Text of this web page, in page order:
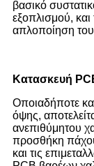
βασικό
εξοπλισμού,
απλοποίηση του
Κατασκευή
Οποιαδήποτε
όψης,
ανεπιθύμητου
προσθήκη
και τις